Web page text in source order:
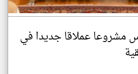
مشروعا عملاقا جديدا في